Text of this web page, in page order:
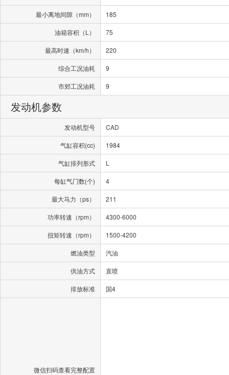
最小离地间隙（mm） 185
油箱容积（L） 75
最高时速（km/h） 220
综合工况油耗 9
市郊工况油耗 9
发动机参数
发动机型号 CAD
气缸容积(cc) 1984
气缸排列形式 L
每缸气门数(个) 4
最大马力（ps） 211
功率转速（rpm） 4300-6000
扭矩转速（rpm） 1500-4200
燃油类型 汽油
供油方式 直喷
排放标准 国4
微信扫码查看完整配置